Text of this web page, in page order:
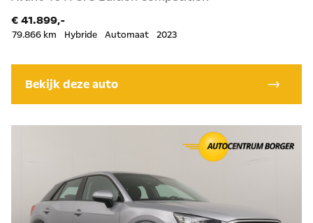
€ 41.899,-
79.866 km Hybride Automaat 2023
Bekijk deze auto